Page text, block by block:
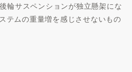
輪サスペンションが独立懸架にな
テムの重量増を感じさせないもの